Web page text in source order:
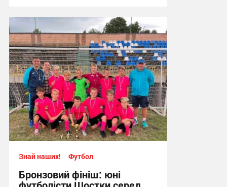
17:09, 4.08.2026
Знай наших! Футбол
Бронзовий фініш: юні